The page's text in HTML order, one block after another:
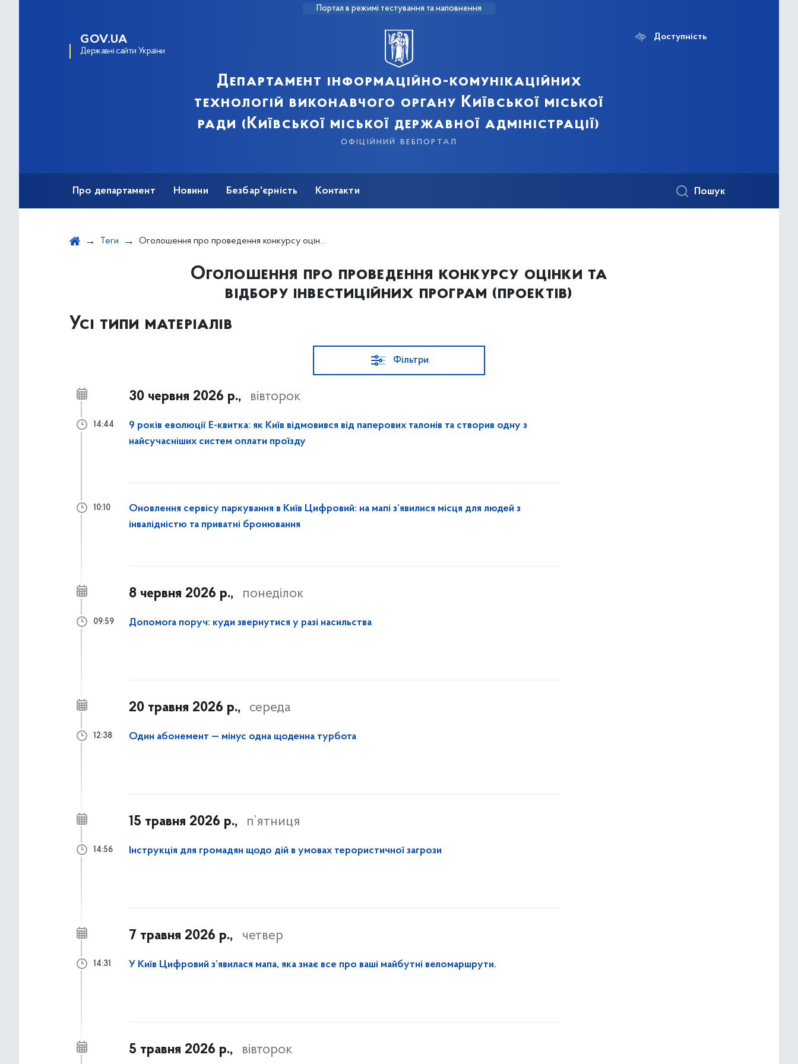
Портал в режимі тестування та наповнення
GOV.UA
Державні сайти України
Департамент інформаційно-комунікаційних
технологій виконавчого органу Київської міської
ради (Київської міської державної адміністрації)
офіційний вебпортал
Доступність
Про департамент Новини Безбар'єрність Контакти Пошук
Теги Оголошення про проведення конкурсу оцінки та відбору інвестиційних програм (проектів)
Оголошення про проведення конкурсу оцінки та
відбору інвестиційних програм (проектів)
Усі типи матеріалів
Фільтри
30 червня 2026 р., вівторок
9 років еволюції Е-квитка: як Київ відмовився від паперових талонів та створив одну з
найсучасніших систем оплати проїзду
14:44
Оновлення сервісу паркування в Київ Цифровий: на мапі з’явилися місця для людей з
інвалідністю та приватні бронювання
10:10
8 червня 2026 р., понеділок
Допомога поруч: куди звернутися у разі насильства
09:59
20 травня 2026 р., середа
Один абонемент — мінус одна щоденна турбота
12:38
15 травня 2026 р., п’ятниця
Інструкція для громадян щодо дій в умовах терористичної загрози
14:56
7 травня 2026 р., четвер
У Київ Цифровий з’явилася мапа, яка знає все про ваші майбутні веломаршрути.
14:31
5 травня 2026 р., вівторок